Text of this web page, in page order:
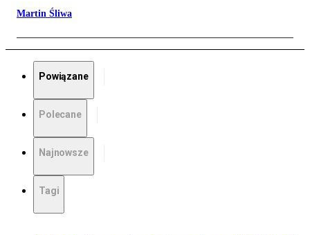
Martin Śliwa
Powiązane
Polecane
Najnowsze
Tagi